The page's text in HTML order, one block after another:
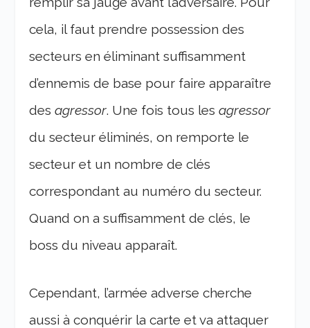
cela, il faut prendre possession des
secteurs en éliminant suffisamment
d’ennemis de base pour faire apparaître
desagressor. Une fois tous lesagressor
du secteur éliminés, on remporte le
secteur et un nombre de clés
correspondant au numéro du secteur.
Quand on a suffisamment de clés, le
boss du niveau apparaît.
Cependant, l’armée adverse cherche
aussi à conquérir la carte et va attaquer